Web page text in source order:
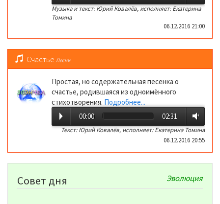
Музыка и текст: Юрий Ковалёв, исполняет: Екатерина
Томина
06.12.2016 21:00
Счастье Песни
Простая, но содержательная песенка о
счастье, родившаяся из одноимённого
стихотворения. Подробнее...
00:00
02:31
Текст: Юрий Ковалёв, исполняет: Екатерина Томина
06.12.2016 20:55
Совет дня Эволюция